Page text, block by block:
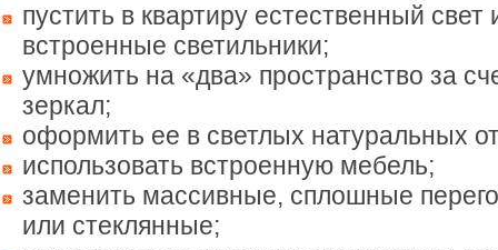
пустить в квартиру естественный свет
встроенные светильники;
умножить на «два» пространство за
зеркал;
оформить ее в светлых натуральных
использовать встроенную мебель;
заменить массивные, сплошные
или стеклянные;